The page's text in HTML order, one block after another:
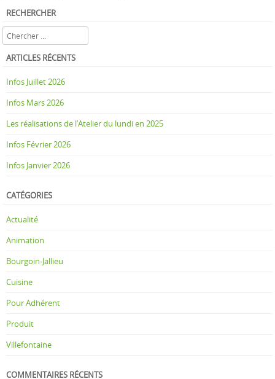
RECHERCHER
Rechercher
ARTICLES RÉCENTS
Infos Juillet 2026
Infos Mars 2026
Les réalisations de l’Atelier du lundi en 2025
Infos Février 2026
Infos Janvier 2026
CATÉGORIES
Actualité
Animation
Bourgoin-Jallieu
Cuisine
Pour Adhérent
Produit
Villefontaine
COMMENTAIRES RÉCENTS